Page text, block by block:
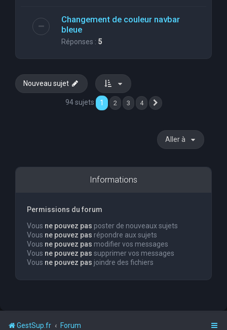
Changement de couleur navbar
bleue
Réponses : 5
Nouveau sujet
94 sujets 1 2 3 4
Aller à
Informations
Permissions du forum
Vous ne pouvez pas poster de nouveaux sujets
Vous ne pouvez pas répondre aux sujets
Vous ne pouvez pas modifier vos messages
Vous ne pouvez pas supprimer vos messages
Vous ne pouvez pas joindre des fichiers
GestSup.fr Forum